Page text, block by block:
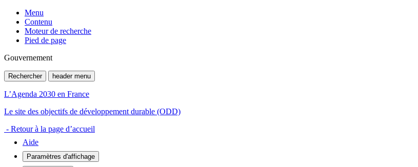
Menu
Contenu
Moteur de recherche
Pied de page
Gouvernement
Rechercher header menu
L’Agenda 2030 en France
Le site des objectifs de développement durable (ODD)
- Retour à la page d’accueil
Aide
Paramètres d'affichage